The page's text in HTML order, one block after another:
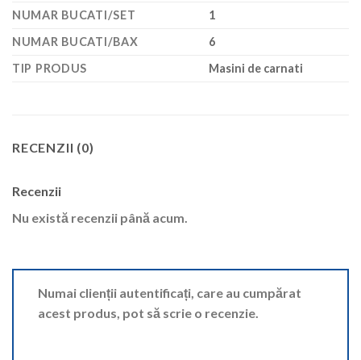
NUMAR BUCATI/SET
1
NUMAR BUCATI/BAX
6
TIP PRODUS
Masini de carnati
RECENZII (0)
Recenzii
Nu există recenzii până acum.
Numai clienții autentificați, care au cumpărat
acest produs, pot să scrie o recenzie.